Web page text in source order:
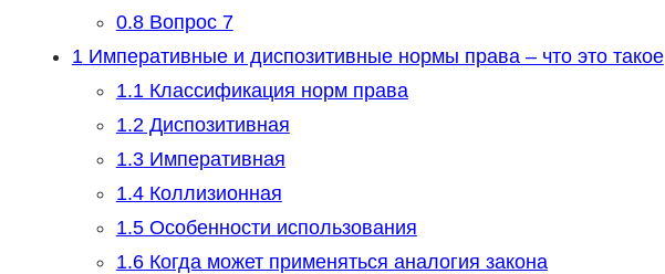
0.8Вопрос 7
1Императивные и диспозитивные нормы права – что это такое
1.1Классификация норм права
1.2Диспозитивная
1.3Императивная
1.4Коллизионная
1.5Особенности использования
1.6Когда может применяться аналогия закона